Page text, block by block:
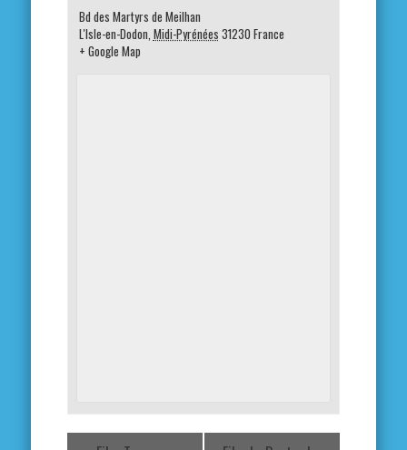
Bd des Martyrs de Meilhan
L'Isle-en-Dodon Midi-Pyrénées 31230 France
+ Google Map